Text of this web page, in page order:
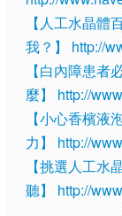
【人工水晶體
我？】
http://
【白內障患者
麼】
http://
【小心香檳液
力】
http://
【挑選人工水
聽】
http://